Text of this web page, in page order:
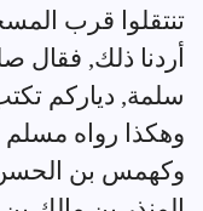
تنتقلوا قرب
أردنا ذلك, فقال
سلمة, دياركم
وهكذا رواه
وكهمس بن